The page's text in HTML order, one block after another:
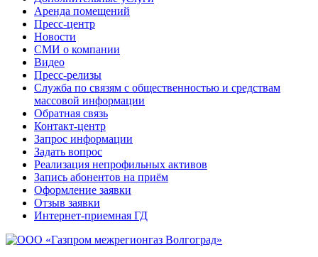
Аренда помещений
Пресс-центр
Новости
СМИ о компании
Видео
Пресс-релизы
Служба по связям с общественностью и средствам
массовой информации
Обратная связь
Контакт-центр
Запрос информации
Задать вопрос
Реализация непрофильных активов
Запись абонентов на приём
Оформление заявки
Отзыв заявки
Интернет-приемная ГД